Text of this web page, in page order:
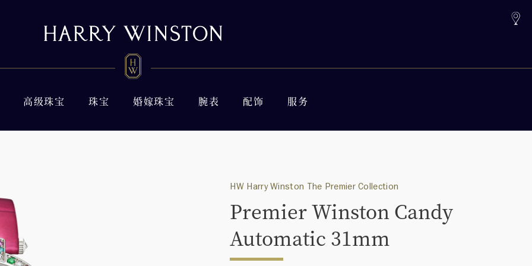
高级珠宝 珠宝 婚嫁珠宝 腕表 配饰 服务
HW Harry Winston The Premier Collection
Premier Winston Candy
Automatic 31mm